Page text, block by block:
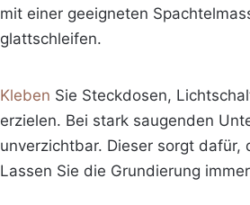
mit einer geeigneten
glattschleifen.
Kleben Sie Steckdosen,
erzielen. Bei stark saugenden
unverzichtbar. Dieser sorgt
Lassen Sie die Grundierung